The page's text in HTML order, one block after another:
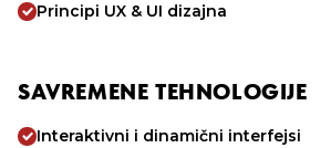
Principi UX & UI dizajna
SAVREMENE TEHNOLOGIJE
Interaktivni i dinamični interfejsi